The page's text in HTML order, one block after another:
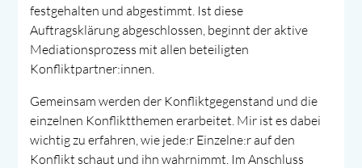
festgehalten und abgestimmt. Ist diese
Auftragsklärung abgeschlossen, beginnt der aktive
Mediationsprozess mit allen beteiligten
Konfliktpartner:innen.
Gemeinsam werden der Konfliktgegenstand und die
einzelnen Konfliktthemen erarbeitet. Mir ist es dabei
wichtig zu erfahren, wie jede:r Einzelne:r auf den
Konflikt schaut und ihn wahrnimmt. Im Anschluss